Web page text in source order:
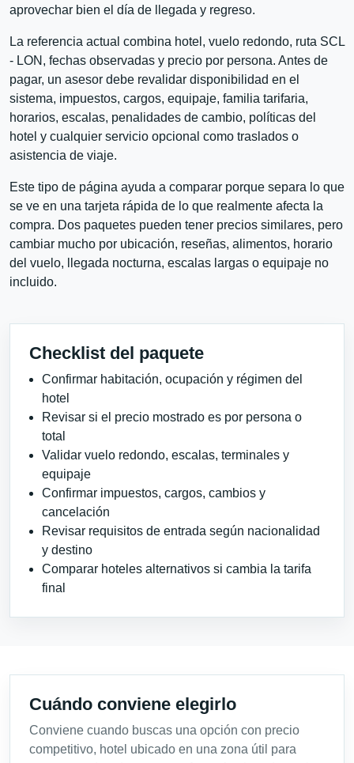
aprovechar bien el día de llegada y regreso.
La referencia actual combina hotel, vuelo redondo, ruta SCL
- LON, fechas observadas y precio por persona. Antes de
pagar, un asesor debe revalidar disponibilidad en el
sistema, impuestos, cargos, equipaje, familia tarifaria,
horarios, escalas, penalidades de cambio, políticas del
hotel y cualquier servicio opcional como traslados o
asistencia de viaje.
Este tipo de página ayuda a comparar porque separa lo que
se ve en una tarjeta rápida de lo que realmente afecta la
compra. Dos paquetes pueden tener precios similares, pero
cambiar mucho por ubicación, reseñas, alimentos, horario
del vuelo, llegada nocturna, escalas largas o equipaje no
incluido.
Checklist del paquete
Confirmar habitación, ocupación y régimen del
hotel
Revisar si el precio mostrado es por persona o
total
Validar vuelo redondo, escalas, terminales y
equipaje
Confirmar impuestos, cargos, cambios y
cancelación
Revisar requisitos de entrada según nacionalidad
y destino
Comparar hoteles alternativos si cambia la tarifa
final
Cuándo conviene elegirlo
Conviene cuando buscas una opción con precio
competitivo, hotel ubicado en una zona útil para